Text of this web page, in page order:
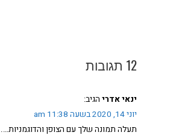
12 תגובות
ינאי אדרי הגיב:
יוני 14, 2020 בשעה 11:38 am
תעלה תמונה שלך עם הצופן והדוגמניות….